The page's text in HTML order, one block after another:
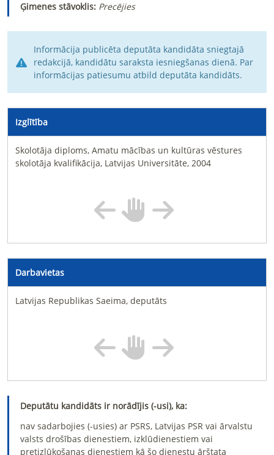
Ģimenes stāvoklis: Precējies
Informācija publicēta deputāta kandidāta sniegtajā
redakcijā, kandidātu saraksta iesniegšanas dienā. Par
informācijas patiesumu atbild deputāta kandidāts.
Izglītība
Skolotāja diploms, Amatu mācības un kultūras vēstures
skolotāja kvalifikācija, Latvijas Universitāte, 2004
Darbavietas
Latvijas Republikas Saeima, deputāts
Deputātu kandidāts ir norādījis (-usi), ka:
nav sadarbojies (-usies) ar PSRS, Latvijas PSR vai ārvalstu
valsts drošības dienestiem, izklūdienestiem vai
pretizlūkošanas dienestiem kā šo dienestu ārštata